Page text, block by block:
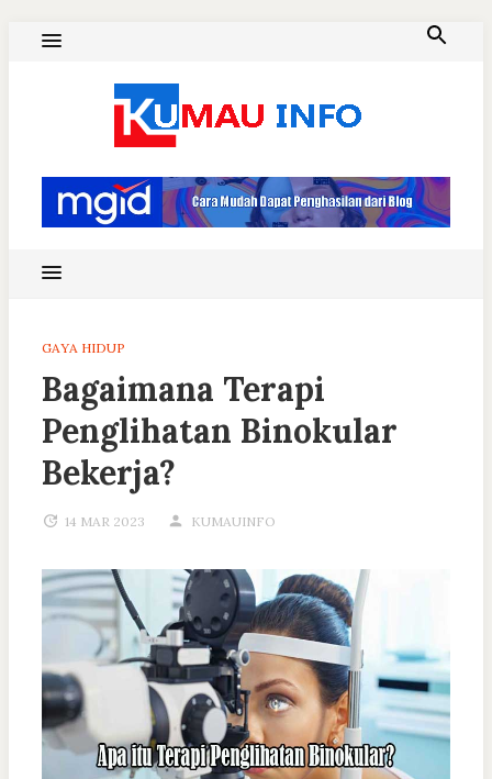
GAYA HIDUP
Bagaimana Terapi
Penglihatan Binokular
Bekerja?
14 MAR 2023 KUMAUINFO